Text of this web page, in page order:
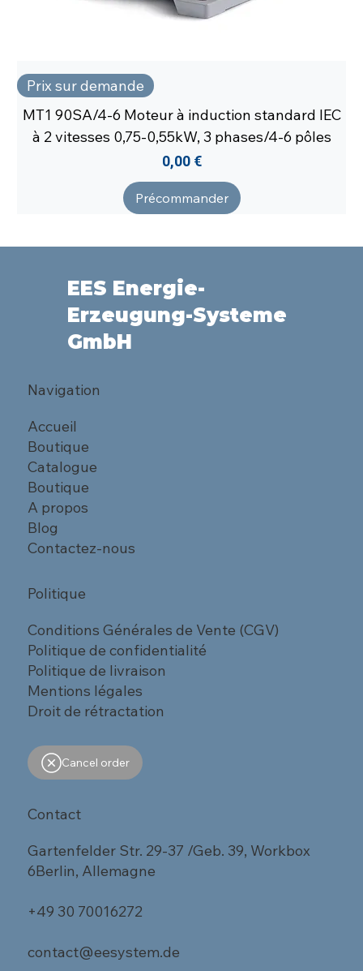
Prix sur demande
MT1 90SA/4-6 Moteur à induction standard IEC
à 2 vitesses 0,75-0,55kW, 3 phases/4-6 pôles
Prix
0,00 €
Précommander
EES Energie-
Erzeugung-Systeme
GmbH
Navigation
Accueil
Boutique
Catalogue
Boutique
A propos
Blog
Contactez-nous
Politique
Conditions Générales de Vente (CGV)
Politique de confidentialité
Politique de livraison
Mentions légales
Droit de rétractation
Cancel order
Contact
Gartenfelder Str. 29-37 /Geb. 39, Workbox
6Berlin, Allemagne
+49 30 70016272
contact@eesystem.de